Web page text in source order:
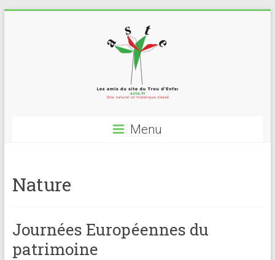
du
Trou
d'Enfer
Menu
Nature
Journées Européennes du
patrimoine